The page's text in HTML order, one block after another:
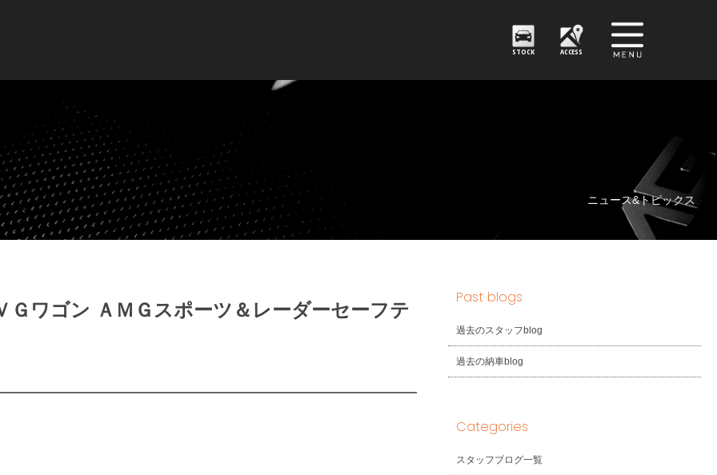
STOCK ACCESS
ニュース&トピックス
Ｇワゴン ＡＭＧスポーツ＆レーダーセーフテ
Past blogs
過去のスタッフblog
過去の納車blog
Categories
スタッフブログ一覧